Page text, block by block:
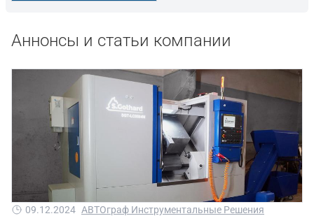
Аннонсы и статьи компании
09.12.2024 АВТОграф Инструментальные Решения